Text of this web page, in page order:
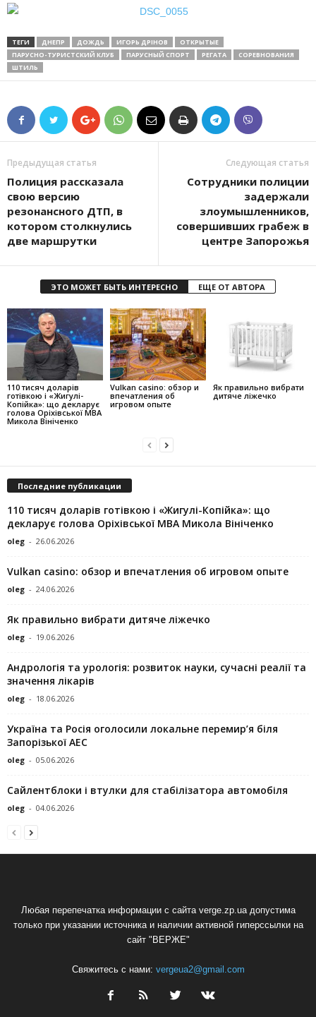
ТЕГИ ДНЕПР ДОЖДЬ ИГОРЬ ДРІНОВ
ОТКРЫТЫЕ
ПАРУСНО-ТУРИСТСКИЙ КЛУБ
ПАРУСНЫЙ СПОРТ РЕГАТА
СОРЕВНОВАНИЯ
ШТИЛЬ
Предыдущая статья
Полиция рассказала
свою версию
резонансного ДТП, в
котором столкнулись
две маршрутки
Следующая статья
Сотрудники полиции
задержали
злоумышленников,
совершивших грабеж в
центре Запорожья
ЭТО МОЖЕТ БЫТЬ ИНТЕРЕСНО ЕЩЕ ОТ АВТОРА
110 тисяч доларів
готівкою і «Жигулі-
Копійка»: що декларує
голова Оріхівської МВА
Микола Вініченко
Vulkan casino: обзор и
впечатления об
игровом опыте
Як правильно вибрати
дитяче ліжечко
Последние публикации
110 тисяч доларів готівкою і «Жигулі-Копійка»: що
декларує голова Оріхівської МВА Микола Вініченко
oleg - 26.06.2026
Vulkan casino: обзор и впечатления об игровом опыте
oleg - 24.06.2026
Як правильно вибрати дитяче ліжечко
oleg - 19.06.2026
Андрологія та урологія: розвиток науки, сучасні реалії та
значення лікарів
oleg - 18.06.2026
Україна та Росія оголосили локальне перемир’я біля
Запорізької АЕС
oleg - 05.06.2026
Сайлентблоки і втулки для стабілізатора автомобіля
oleg - 04.06.2026
Любая перепечатка информации с сайта verge.zp.ua допустима
только при указании источника и наличии активной гиперссылки на
сайт "ВЕРЖЕ"
Свяжитесь с нами: vergeua2@gmail.com